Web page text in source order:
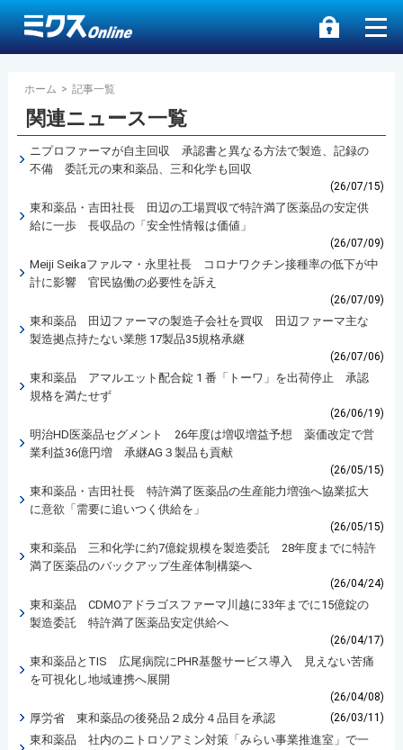
ホーム > 記事一覧
関連ニュース一覧
ニプロファーマが自主回収 承認書と異なる方法で製造、記録の
不備 委託元の東和薬品、三和化学も回収
(26/07/15)
東和薬品・吉田社長 田辺の工場買収で特許満了医薬品の安定供
給に一歩 長収品の「安全性情報は価値」
(26/07/09)
Meiji Seikaファルマ・永里社長 コロナワクチン接種率の低下が中
計に影響 官民協働の必要性を訴え
(26/07/09)
東和薬品 田辺ファーマの製造子会社を買収 田辺ファーマ主な
製造拠点持たない業態 17製品35規格承継
(26/07/06)
東和薬品 アマルエット配合錠 1 番「トーワ」を出荷停止 承認
規格を満たせず
(26/06/19)
明治HD医薬品セグメント 26年度は増収増益予想 薬価改定で営
業利益36億円増 承継AG３製品も貢献
(26/05/15)
東和薬品・吉田社長 特許満了医薬品の生産能力増強へ協業拡大
に意欲「需要に追いつく供給を」
(26/05/15)
東和薬品 三和化学に約7億錠規模を製造委託 28年度までに特許
満了医薬品のバックアップ生産体制構築へ
(26/04/24)
東和薬品 CDMOアドラゴスファーマ川越に33年までに15億錠の
製造委託 特許満了医薬品安定供給へ
(26/04/17)
東和薬品とTIS 広尾病院にPHR基盤サービス導入 見えない苦痛
を可視化し地域連携へ展開
(26/04/08)
厚労省 東和薬品の後発品２成分４品目を承認 (26/03/11)
東和薬品 社内のニトロソアミン対策「みらい事業推進室」で一